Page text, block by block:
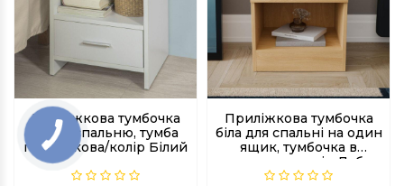
Приліжкова тумбочка
біла в спальню, тумба
приліжкова/колір Білий
Приліжкова тумбочка
біла для спальні на один
ящик, тумбочка в
спальню колір Дуб
сонома